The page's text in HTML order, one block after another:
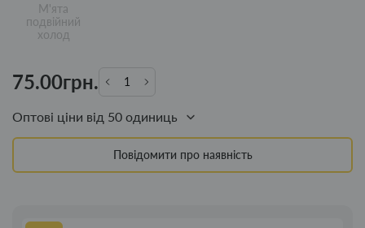
М'ята
подвійний
холод
75.00грн.
Оптові ціни від 50 одиниць
Повідомити про наявність